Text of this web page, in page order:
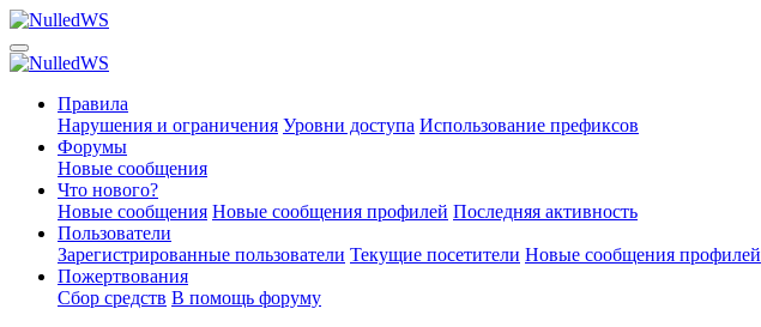
Правила
Нарушения и ограничения Уровни доступа Использование префиксов
Форумы
Новые сообщения
Что нового?
Новые сообщения Новые сообщения профилей Последняя активность
Пользователи
Зарегистрированные пользователи Текущие посетители Новые сообщения профилей
Пожертвования
Сбор средств В помощь форуму